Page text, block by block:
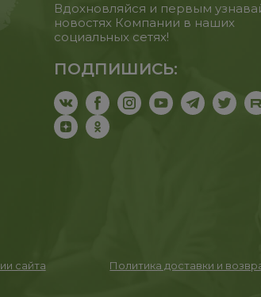
Вдохновляйся и первым
новостях Компании в наших
социальных сетях!
ПОДПИШИСЬ:
сайта Политика доставки и